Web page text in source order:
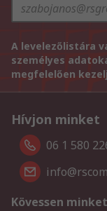
A levelezőlistára
személyes
megfelelően
Hívjon minket
06 1 580
Kövessen minket